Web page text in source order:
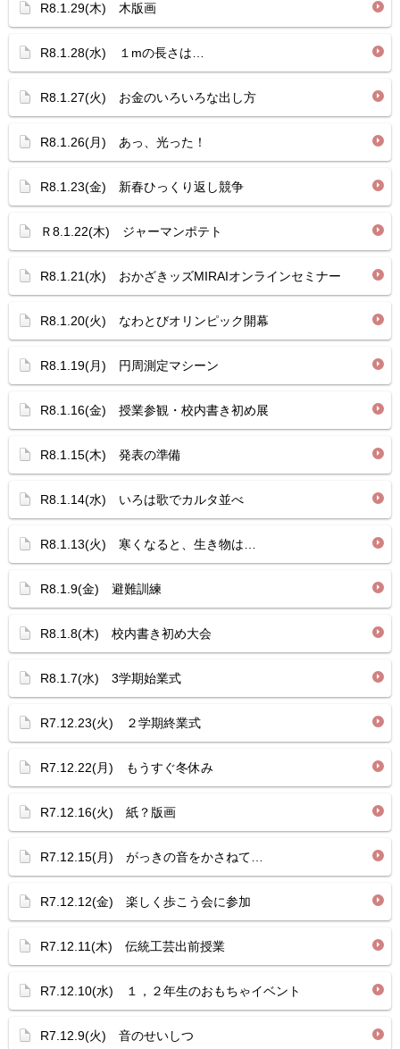
R8.1.29(木) 木版画
R8.1.28(水) １mの長さは…
R8.1.27(火) お金のいろいろな出し方
R8.1.26(月) あっ、光った！
R8.1.23(金) 新春ひっくり返し競争
Ｒ8.1.22(木) ジャーマンポテト
R8.1.21(水) おかざきッズMIRAIオンラインセミナー
R8.1.20(火) なわとびオリンピック開幕
R8.1.19(月) 円周測定マシーン
R8.1.16(金) 授業参観・校内書き初め展
R8.1.15(木) 発表の準備
R8.1.14(水) いろは歌でカルタ並べ
R8.1.13(火) 寒くなると、生き物は…
R8.1.9(金) 避難訓練
R8.1.8(木) 校内書き初め大会
R8.1.7(水) 3学期始業式
R7.12.23(火) ２学期終業式
R7.12.22(月) もうすぐ冬休み
R7.12.16(火) 紙？版画
R7.12.15(月) がっきの音をかさねて…
R7.12.12(金) 楽しく歩こう会に参加
R7.12.11(木) 伝統工芸出前授業
R7.12.10(水) １，２年生のおもちゃイベント
R7.12.9(火) 音のせいしつ